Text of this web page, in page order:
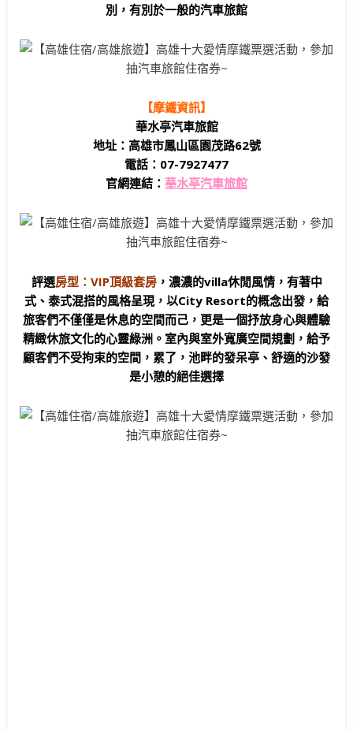
別，有別於一般的汽車旅館
【摩鐵資訊】
華水亭汽車旅館
地址：高雄市鳳山區園茂路62號
電話：07-7927477
官網連結： 華水亭汽車旅館
評選房型：VIP頂級套房，濃濃的villa休閒風情，有著中
式、泰式混搭的風格呈現，以City Resort的概念出發，給
旅客們不僅僅是休息的空間而己，更是一個抒放身心與體驗
精緻休旅文化的心靈綠洲。 室內與室外寬廣空間規劃，給予
顧客們不受拘束的空間，累了，池畔的發呆亭、舒適的沙發
是小憩的絕佳選擇